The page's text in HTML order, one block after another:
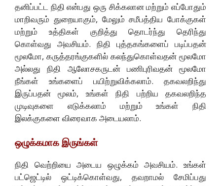
தனிப்பட்ட நிதி என்பது ஒரு சிக்கலான மற்றும் எப்போதும்
மாறிவரும் துறையாகும், மேலும் சமீபத்திய போக்குகள்
மற்றும் உத்திகள் குறித்து தொடர்ந்து தெரிந்து
கொள்வது அவசியம். நிதி புத்தகங்களைப் படிப்பதன்
மூலமோ, கருத்தரங்குகளில் கலந்துகொள்வதன் மூலமோ
அல்லது நிதி ஆலோசகருடன் பணிபுரிவதன் மூலமோ
நீங்கள் உங்களைப் பயிற்றுவிக்கலாம். தகவலறிந்து
இருப்பதன் மூலம், உங்கள் நிதி பற்றிய தகவலறிந்த
முடிவுகளை எடுக்கலாம் மற்றும் உங்கள் நிதி
இலக்குகளை விரைவாக அடையலாம்.
ஒழுக்கமாக இருங்கள்
நிதி வெற்றியை அடைய ஒழுக்கம் அவசியம். உங்கள்
பட்ஜெட்டில் ஒட்டிக்கொள்வது, தவறாமல் சேமிப்பது